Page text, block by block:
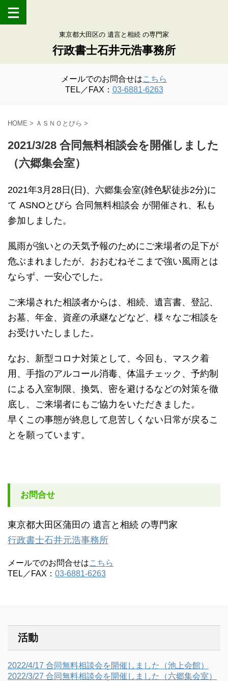
東京都大田区の 遺言と相続 の専門家
行政書士石井元浩事務所
メールでのお問合せはこちら
TEL／FAX： 03-6881-6263
HOME > ＡＳＮＯとびら >
2021/3/28 合同無料相談会を開催しました
（六郷集会室）
2021年3月28日(日)、六郷集会室(雑色駅徒歩2分)に
て ASNOとびら 合同無料相談会 が開催され、私も
参加しました。
風雨が強いとの天気予報のためにご来場者の足下が
危ぶまれましたが、おおむねそこまで強い風雨とは
ならず、一安心でした。
ご来場された相談者からは、相続、遺言書、登記、
お墓、年金、資産の承継などなど、様々なご相談を
お受けいたしました。
なお、新型コロナ対策として、今回も、マスク着
用、手指のアルコール消毒、体温チェック、予約制
による入室制限、換気、密を避けるなどの対策を徹
底し、ご来場者にもご協力をいただきました。
早くこの事態が終息して息苦しくない日常が戻るこ
とを願っています。
お問合せ
東京都大田区蒲田の 遺言と相続 の専門家
行政書士石井元浩事務所
メールでのお問合せはこちら
TEL／FAX： 03-6881-6263
活動
2022/4/17 合同無料相談会を開催しました（池上会館）
2022/3/27 合同無料相談会を開催しました（六郷集会室）